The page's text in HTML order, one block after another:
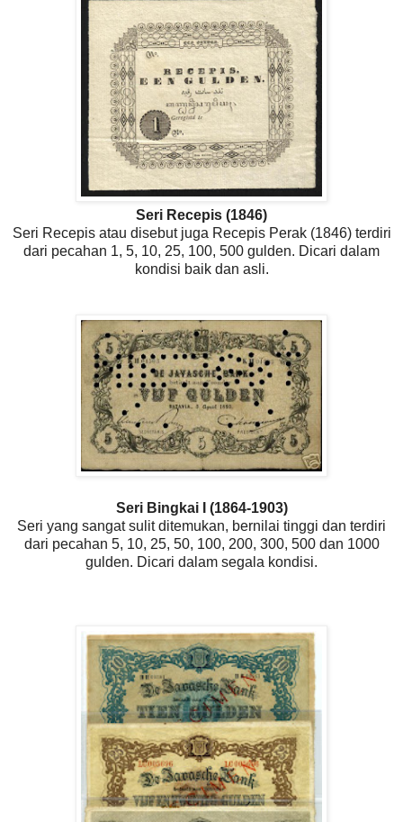
Seri Recepis (1846)
Seri Recepis atau disebut juga Recepis Perak (1846) terdiri
dari pecahan 1, 5, 10, 25, 100, 500 gulden. Dicari dalam
kondisi baik dan asli.
Seri Bingkai I (1864-1903)
Seri yang sangat sulit ditemukan, bernilai tinggi dan terdiri
dari pecahan 5, 10, 25, 50, 100, 200, 300, 500 dan 1000
gulden. Dicari dalam segala kondisi.